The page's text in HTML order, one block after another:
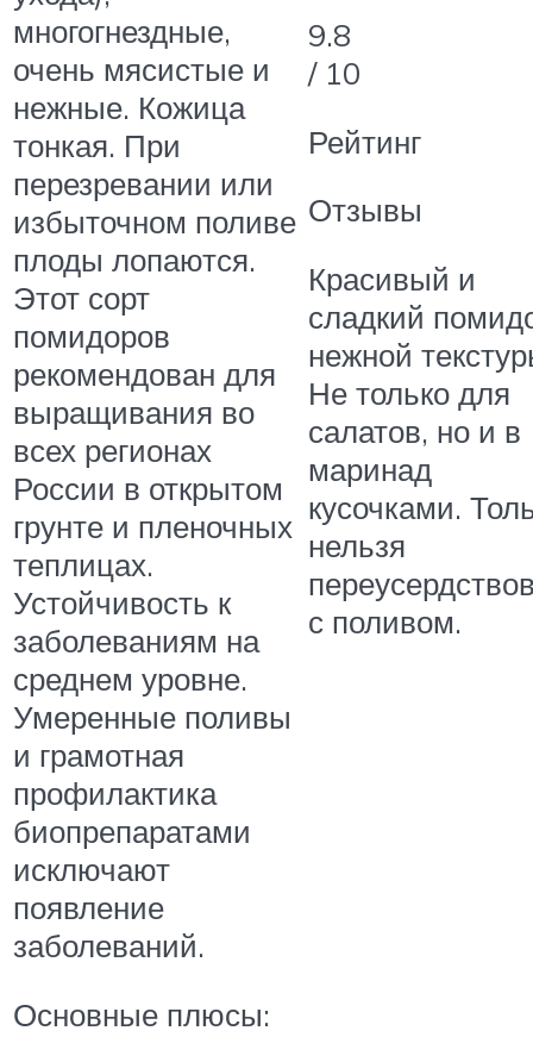
многогнездные,
очень мясистые и
нежные. Кожица
тонкая. При
перезревании или
избыточном поливе
плоды лопаются.
Этот сорт
помидоров
рекомендован для
выращивания во
всех регионах
России в открытом
грунте и пленочных
теплицах.
Устойчивость к
заболеваниям на
среднем уровне.
Умеренные поливы
и грамотная
профилактика
биопрепаратами
исключают
появление
заболеваний.
Основные плюсы:
9.8
/ 10
Рейтинг
Отзывы
Красивый и
сладкий
нежной
Не только для
салатов, но и в
маринад
кусочками.
нельзя
с поливом.